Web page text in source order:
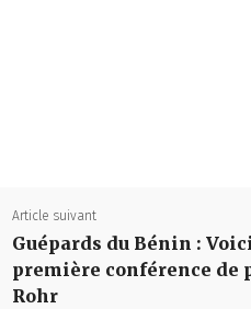
Article suivant
Guépards du Bénin :
première conférence de
Rohr